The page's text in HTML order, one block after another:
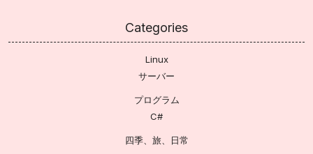
Categories
Linux
サーバー
プログラム
C#
四季、旅、日常